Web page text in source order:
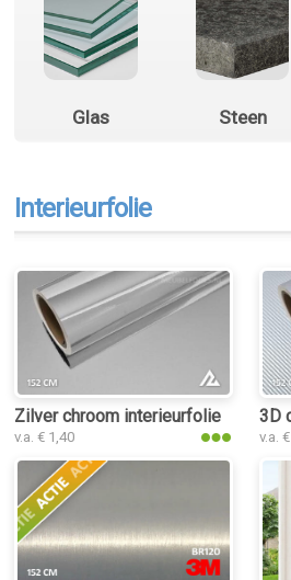
Glas Steen
Interieurfolie
Zilver chroom interieurfolie
v.a. € 1,40
3D
v.a.